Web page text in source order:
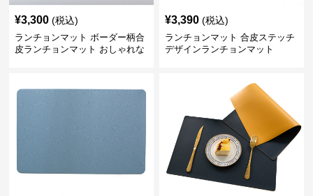
¥3,300 (税込)
ランチョンマット ボーダー柄合
皮ランチョンマット おしゃれな
¥3,390 (税込)
ランチョンマット 合皮ステッチ
デザインランチョンマット